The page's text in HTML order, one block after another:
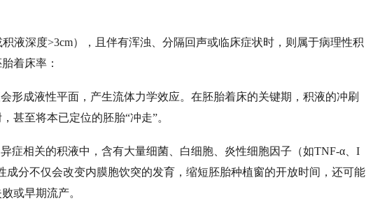
积液深度>3cm），且伴有浑浊、分隔回声或临床症状时，则属于病理性积
着床率：
形成液性平面，产生流体力学效应。在胚胎着床的关键期，积液的冲刷
甚至将本已定位的胚胎“冲走”。
症相关的积液中，含有大量细菌、白细胞、炎性细胞因子（如TNF-α、I
成分不仅会改变内膜胞饮突的发育，缩短胚胎种植窗的开放时间，还可能
或早期流产。